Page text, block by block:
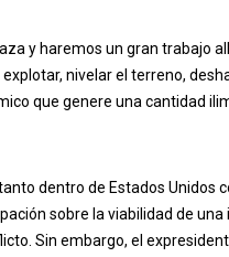
y haremos un gran trabajo
nivelar el terreno,
que genere una cantidad
dentro de Estados Unidos
sobre la viabilidad de
Sin embargo, el